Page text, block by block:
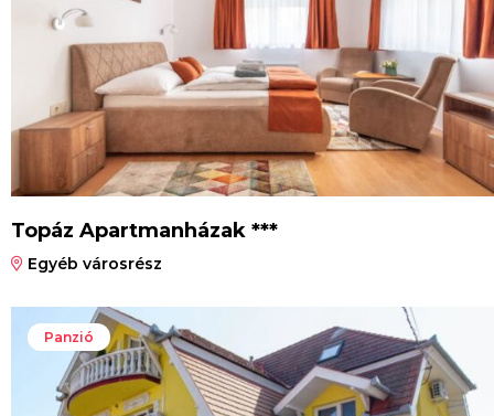
Topáz Apartmanházak ***
Egyéb városrész
Panzió